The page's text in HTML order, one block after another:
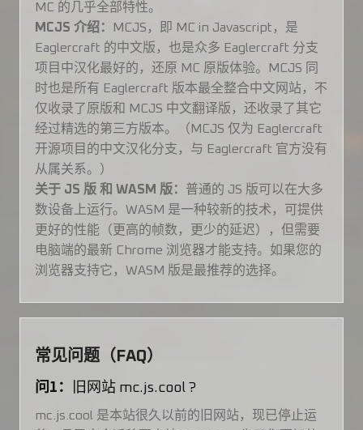
MC 的几乎全部特性。
MCJS 介绍：
MCJS，即 MC in Javascript，是
Eaglercraft 的中文版，也是众多 Eaglercraft 分支
项目中汉化最好的，还原 MC 原版体验。MCJS 同
时也是所有 Eaglercraft 版本最全整合中文网站，不
仅收录了原版和 MCJS 中文翻译版，还收录了其它
经过精选的第三方版本。（MCJS 仅为 Eaglercraft
开源项目的中文汉化分支，与 Eaglercraft 官方没有
从属关系。）
关于 JS 版 和 WASM 版： 普通的 JS 版可以在大多
数设备上运行。WASM 是一种较新的技术，可提供
更好的性能（更高的帧数，更少的延迟），但需要
电脑端的最新 Chrome 浏览器才能支持。如果您的
浏览器支持它，WASM 版是最推荐的选择。
常见问题（FAQ）
问1： 旧网站 mc.js.cool ?
mc.js.cool 是本站很久以前的旧网站，现已停止运